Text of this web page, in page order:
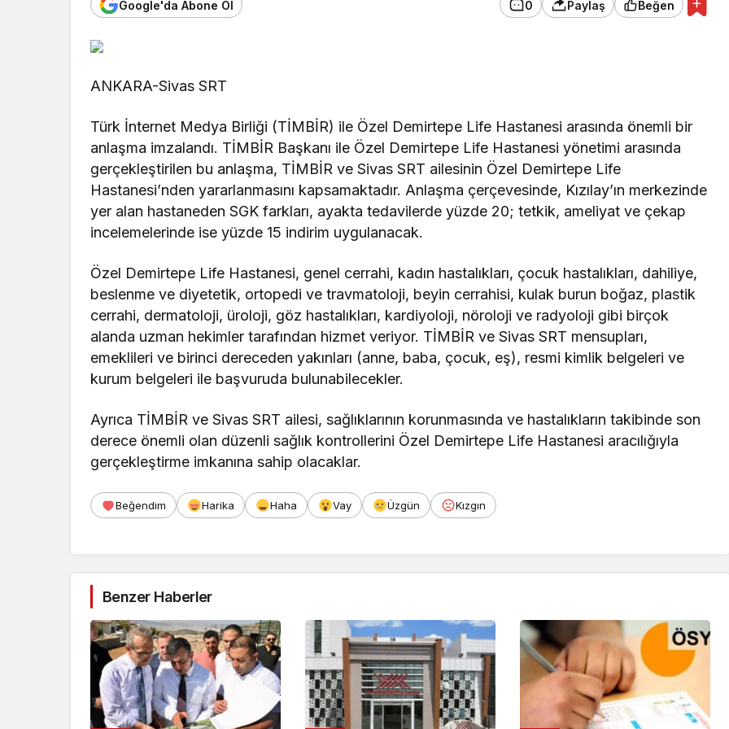
Google'da Abone Ol 0 Paylaş Beğen
ANKARA-Sivas SRT
Türk İnternet Medya Birliği (TİMBİR) ile Özel Demirtepe Life Hastanesi arasında önemli bir
anlaşma imzalandı. TİMBİR Başkanı ile Özel Demirtepe Life Hastanesi yönetimi arasında
gerçekleştirilen bu anlaşma, TİMBİR ve Sivas SRT ailesinin Özel Demirtepe Life
Hastanesi’nden yararlanmasını kapsamaktadır. Anlaşma çerçevesinde, Kızılay’ın merkezinde
yer alan hastaneden SGK farkları, ayakta tedavilerde yüzde 20; tetkik, ameliyat ve çekap
incelemelerinde ise yüzde 15 indirim uygulanacak.
Özel Demirtepe Life Hastanesi, genel cerrahi, kadın hastalıkları, çocuk hastalıkları, dahiliye,
beslenme ve diyetetik, ortopedi ve travmatoloji, beyin cerrahisi, kulak burun boğaz, plastik
cerrahi, dermatoloji, üroloji, göz hastalıkları, kardiyoloji, nöroloji ve radyoloji gibi birçok
alanda uzman hekimler tarafından hizmet veriyor. TİMBİR ve Sivas SRT mensupları,
emeklileri ve birinci dereceden yakınları (anne, baba, çocuk, eş), resmi kimlik belgeleri ve
kurum belgeleri ile başvuruda bulunabilecekler.
Ayrıca TİMBİR ve Sivas SRT ailesi, sağlıklarının korunmasında ve hastalıkların takibinde son
derece önemli olan düzenli sağlık kontrollerini Özel Demirtepe Life Hastanesi aracılığıyla
gerçekleştirme imkanına sahip olacaklar.
Beğendim Harika Haha Vay Üzgün Kızgın
Benzer Haberler